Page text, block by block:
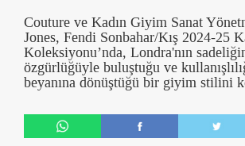
Couture ve Kadın Giyim Sanat
Jones, Fendi Sonbahar/Kış 2024-25
Koleksiyonu’nda, Londra'nın
özgürlüğüyle buluştuğu ve
beyanına dönüştüğü bir giyim stilini